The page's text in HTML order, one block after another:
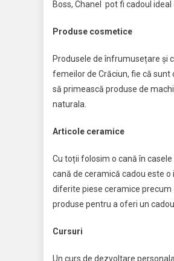
Boss, Chanel pot fi cadoul ideal
Produse cosmetice
Produsele de înfrumusețare și
femeilor de Crăciun, fie că
să primească produse de
naturala.
Articole ceramice
Cu toții folosim o cană în
cană de ceramică cadou este
diferite piese ceramice precum
produse pentru a oferi un
Cursuri
Un curs de dezvoltare